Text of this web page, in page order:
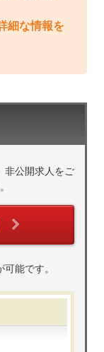
細な情報を
非公開求人をご
能です。